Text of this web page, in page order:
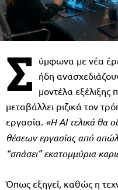
Σ ύμφωνα με νέα
ήδη
μοντέλα
μεταβάλλει ριζικά τον
εργασία. «ΗAIτελικά θα
θέσεων εργασίας από
“σπάσει” εκατομμύρια
Όπως εξηγεί, καθώς η